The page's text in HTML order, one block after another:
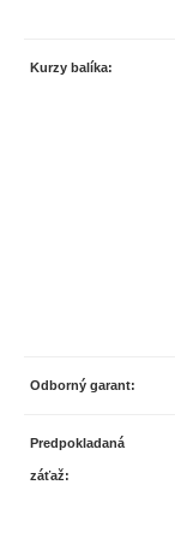
Kurzy balíka:
Odborný garant:
Predpokladaná
záťaž: